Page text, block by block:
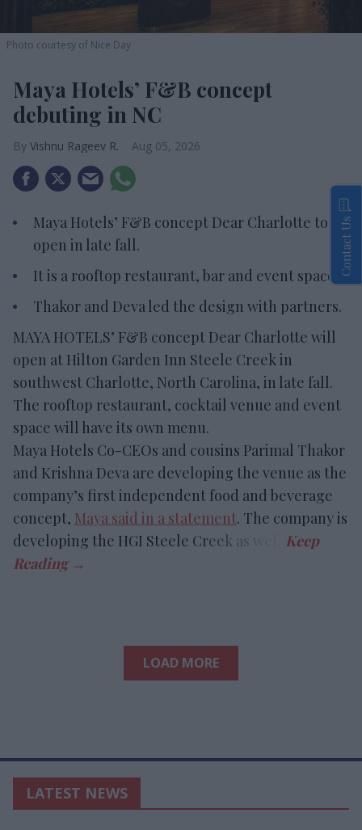
Photo courtesy of Nice Day
Maya Hotels’ F&B concept
debuting in NC
Vishnu Rageev R. Aug 05, 2026
Maya Hotels’ F&B concept Dear Charlotte to
open in late fall.
It is a rooftop restaurant, bar and event space.
Thakor and Deva led the design with partners.
MAYA HOTELS’ F&B concept Dear Charlotte will
open at Hilton Garden Inn Steele Creek in
southwest Charlotte, North Carolina, in late fall.
The rooftop restaurant, cocktail venue and event
space will have its own menu.
Maya Hotels Co-CEOs and cousins Parimal Thakor
and Krishna Deva are developing the venue as the
company’s first independent food and beverage
concept, Maya said in a statement. The company is
developing the HGI Steele Creek as well.
LOAD MORE
LATEST NEWS
Contact Us